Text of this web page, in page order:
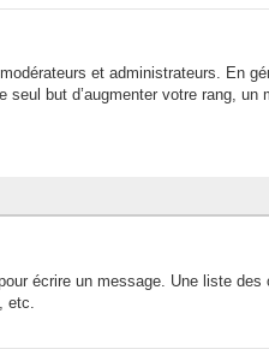
et administrateurs. En
but d’augmenter votre rang, un
écrire un message. Une liste
etc.